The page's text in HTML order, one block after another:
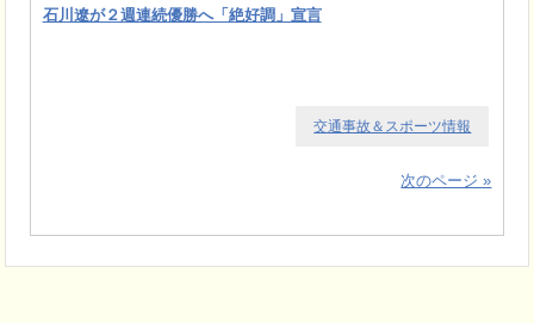
石川遼が２週連続優勝へ「絶好調」宣言
交通事故＆スポーツ情報
次のページ »